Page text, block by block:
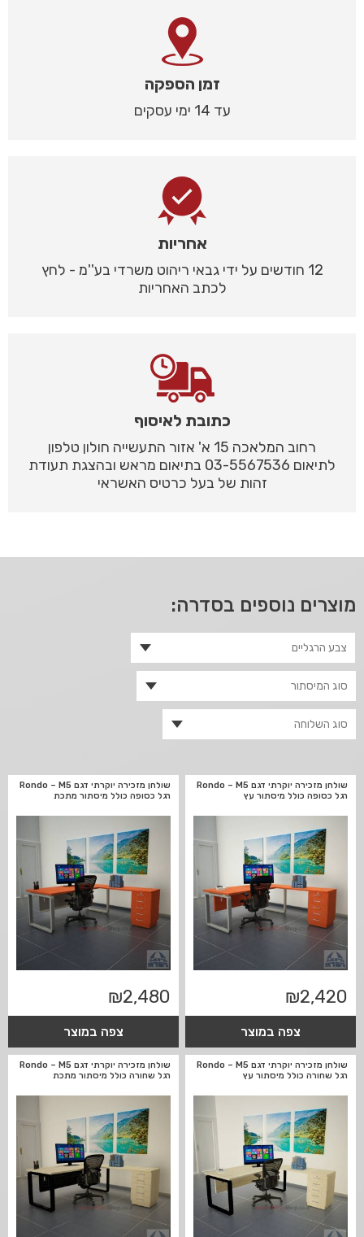
זמן הספקה
עד 14 ימי עסקים
אחריות
12 חודשים על ידי גבאי ריהוט משרדי בע''מ - לחץ
לכתב האחריות
כתובת לאיסוף
רחוב המלאכה 15 א' אזור התעשייה חולון טלפון
לתיאום 03-5567536 בתיאום מראש ובהצגת תעודת
זהות של בעל כרטיס האשראי
מוצרים נוספים בסדרה:
שולחן מזכירה יוקרתי דגם Rondo – M5
רגל כסופה כולל מיסתור עץ
₪2,420
צפה במוצר
שולחן מזכירה יוקרתי דגם Rondo – M5
רגל כסופה כולל מיסתור מתכת
₪2,480
צפה במוצר
שולחן מזכירה יוקרתי דגם Rondo – M5
רגל שחורה כולל מיסתור עץ
שולחן מזכירה יוקרתי דגם Rondo – M5
רגל שחורה כולל מיסתור מתכת